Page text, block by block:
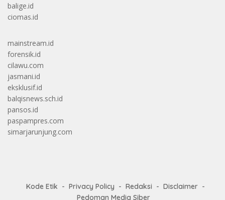
balige.id
ciomas.id
mainstream.id
forensik.id
cilawu.com
jasmani.id
eksklusif.id
balqisnews.sch.id
pansos.id
paspampres.com
simarjarunjung.com
Kode Etik Privacy Policy Redaksi
Disclaimer
Pedoman Media Siber